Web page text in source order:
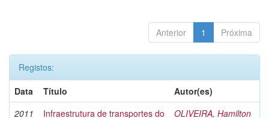
Anterior 1 Próxima
Registos:
Data
Título
Autor(es)
2011
Infraestrutura de transportes do
OLIVEIRA, Hamilton